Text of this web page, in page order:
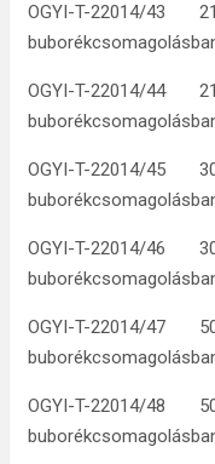
OGYI-T-22014/43
OGYI-T-22014/44
OGYI-T-22014/45
OGYI-T-22014/46
OGYI-T-22014/47
OGYI-T-22014/48